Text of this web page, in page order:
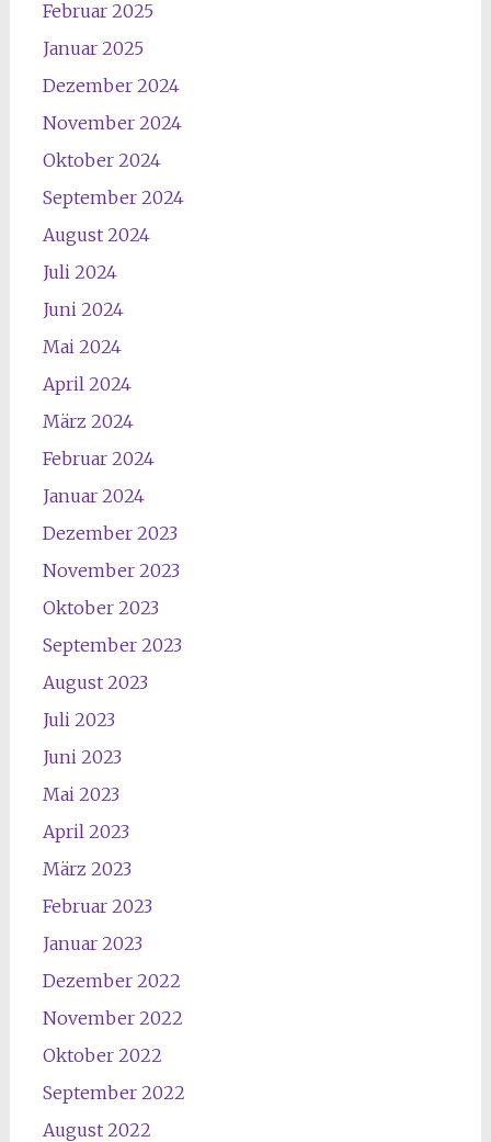
Februar 2025
Januar 2025
Dezember 2024
November 2024
Oktober 2024
September 2024
August 2024
Juli 2024
Juni 2024
Mai 2024
April 2024
März 2024
Februar 2024
Januar 2024
Dezember 2023
November 2023
Oktober 2023
September 2023
August 2023
Juli 2023
Juni 2023
Mai 2023
April 2023
März 2023
Februar 2023
Januar 2023
Dezember 2022
November 2022
Oktober 2022
September 2022
August 2022